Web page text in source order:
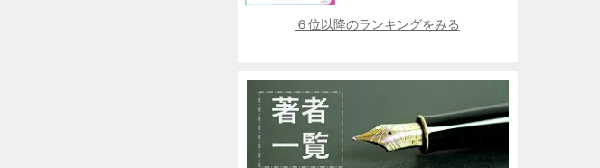
６位以降のランキングをみる